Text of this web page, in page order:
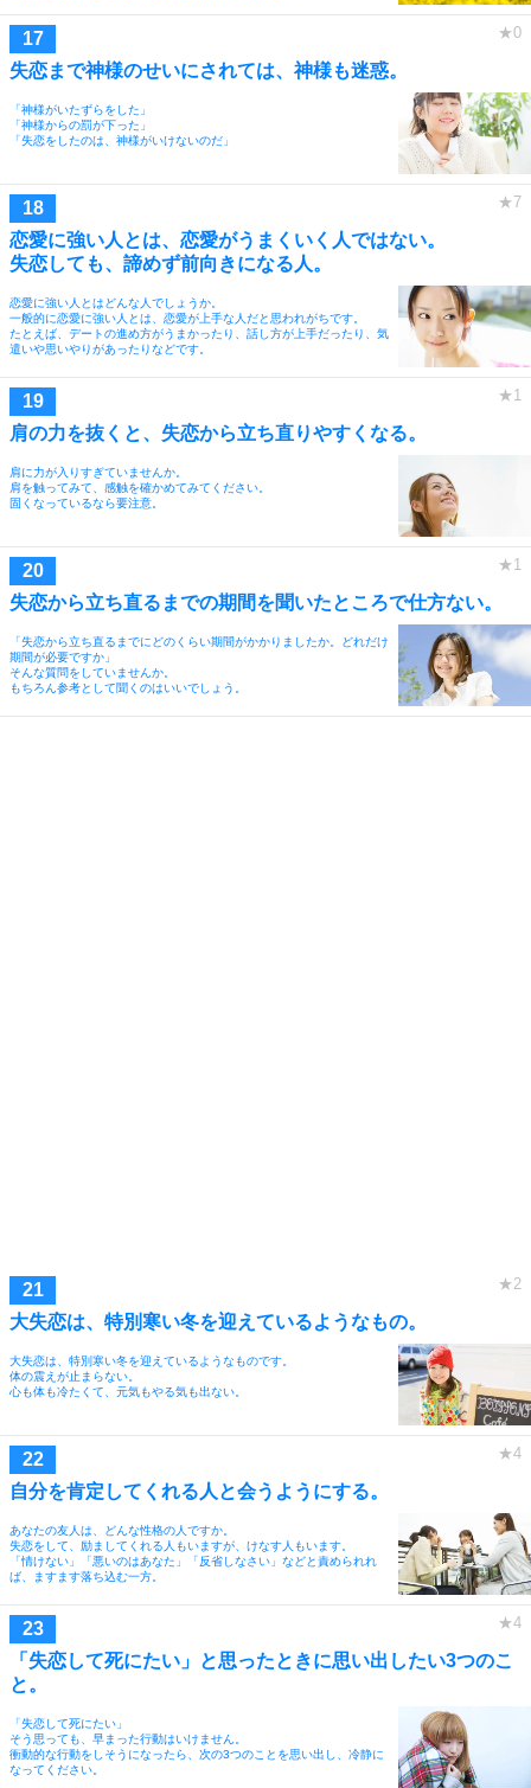
失恋まで神様のせいにされては、神様も迷惑。
「神様がいたずらをした」
「神様からの罰が下った」
「失恋をしたのは、神様がいけないのだ」
恋愛に強い人とは、恋愛がうまくいく人ではない。
失恋しても、諦めず前向きになる人。
恋愛に強い人とはどんな人でしょうか。
一般的に恋愛に強い人とは、恋愛が上手な人だと思われがちです。
たとえば、デートの進め方がうまかったり、話し方が上手だったり、気
遣いや思いやりがあったりなどです。
肩の力を抜くと、失恋から立ち直りやすくなる。
肩に力が入りすぎていませんか。
肩を触ってみて、感触を確かめてみてください。
固くなっているなら要注意。
失恋から立ち直るまでの期間を聞いたところで仕方ない。
「失恋から立ち直るまでにどのくらい期間がかかりましたか。どれだけ
期間が必要ですか」
そんな質問をしていませんか。
もちろん参考として聞くのはいいでしょう。
大失恋は、特別寒い冬を迎えているようなもの。
大失恋は、特別寒い冬を迎えているようなものです。
体の震えが止まらない。
心も体も冷たくて、元気もやる気も出ない。
自分を肯定してくれる人と会うようにする。
あなたの友人は、どんな性格の人ですか。
失恋をして、励ましてくれる人もいますが、けなす人もいます。
「情けない」「悪いのはあなた」「反省しなさい」などと責められれ
ば、ますます落ち込む一方。
「失恋して死にたい」と思ったときに思い出したい3つのこ
と。
「失恋して死にたい」
そう思っても、早まった行動はいけません。
衝動的な行動をしそうになったら、次の3つのことを思い出し、冷静に
なってください。